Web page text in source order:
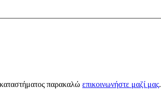
καταστήματος παρακαλώ επικοινωνήστε μαζί μας.